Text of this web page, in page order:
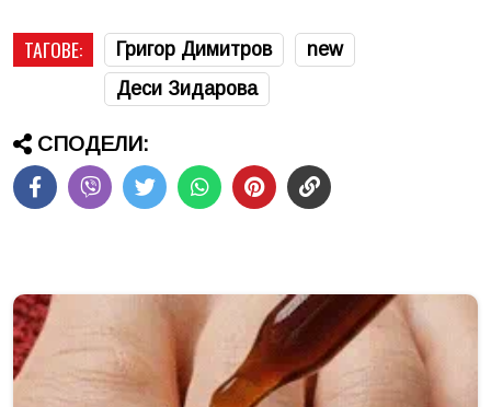
ТАГОВЕ: Григор Димитров
new
Деси Зидарова
СПОДЕЛИ: